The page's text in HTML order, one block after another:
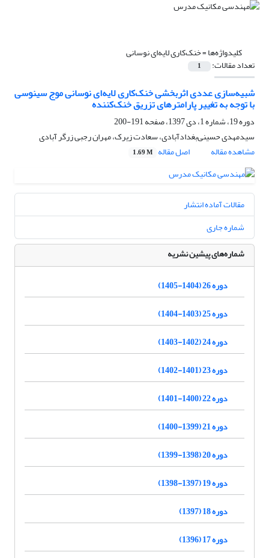
کلیدواژه‌ها =خنک‌کاری لایه‌ای نوسانی
تعداد مقالات: 1
شبیه‌سازی عددی اثربخشی خنک‌کاری لایه‌ای نوسانی موج سینوسی
با توجه به تغییر پارامترهای تزریق خنک‌کننده
دوره 19، شماره 1، دی 1397، صفحه
191-200
سیدمهدی حسینی‌بغدادآبادی، سعادت زیرک، مهران رجبی زرگر آبادی
مشاهده مقاله
اصل مقاله 1.69 M
مقالات آماده انتشار
شماره جاری
شماره‌های پیشین نشریه
دوره 26 (1404-1405)
دوره 25 (1403-1404)
دوره 24 (1402-1403)
دوره 23 (1401-1402)
دوره 22 (1400-1401)
دوره 21 (1399-1400)
دوره 20 (1398-1399)
دوره 19 (1397-1398)
دوره 18 (1397)
دوره 17 (1396)